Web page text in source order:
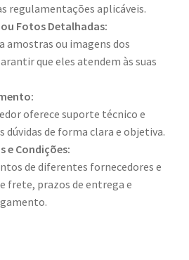
regulamentações aplicáveis.
Fotos Detalhadas:
amostras ou imagens dos
que eles atendem às suas
oferece suporte técnico e
dúvidas de forma clara e objetiva.
e Condições:
de diferentes fornecedores e
frete, prazos de entrega e